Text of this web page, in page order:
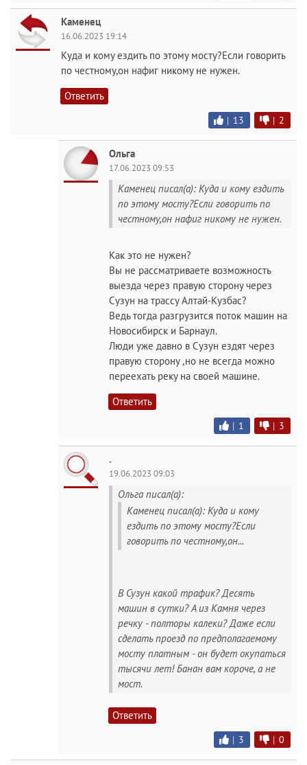
Каменец
16.06.2023 19:14
Куда и кому ездить по этому мосту?Если говорить
по честному,он нафиг никому не нужен.
Ответить
| 13 | 2
Ольга
17.06.2023 09:53
Каменец писал(а): Куда и кому ездить
по этому мосту?Если говорить по
честному,он нафиг никому не нужен.
Как это не нужен?
Вы не рассматриваете возможность
выезда через правую сторону через
Сузун на трассу Алтай-Кузбас?
Ведь тогда разгрузится поток машин на
Новосибирск и Барнаул.
Люди уже давно в Сузун ездят через
правую сторону ,но не всегда можно
переехать реку на своей машине.
Ответить
| 1 | 3
.
19.06.2023 09:03
Ольга писал(а):
Каменец писал(а): Куда и кому
ездить по этому мосту?Если
говорить по честному,он...
В Сузун какой трафик? Десять
машин в сутки? А из Камня через
речку - полторы калеки? Даже если
сделать проезд по предполагаемому
мосту платным - он будет окупаться
тысячи лет! Банан вам короче, а не
мост.
Ответить
| 3 | 0